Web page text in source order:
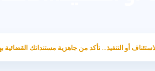
أو التنفيذ… تأكد من جاهزية مستنداتك القضائية